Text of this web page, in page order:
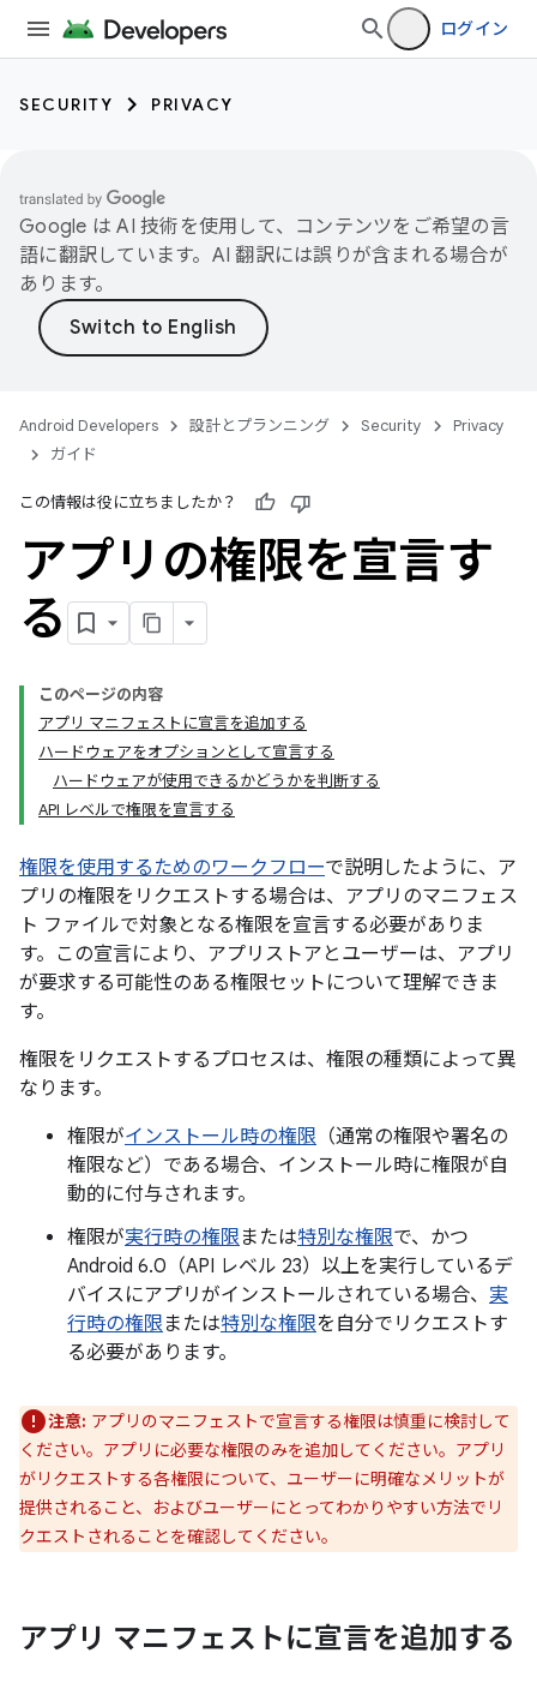
ログイン
SECURITY PRIVACY
Google は AI 技術を使用して、コンテンツをご希望の言
語に翻訳しています。AI 翻訳には誤りが含まれる場合が
あります。
Android Developers 設計とプランニング Security
Privacy
ガイド
この情報は役に立ちましたか？
アプリの権限を宣言す
る
このページの内容
アプリ マニフェストに宣言を追加する
ハードウェアをオプションとして宣言する
ハードウェアが使用できるかどうかを判断する
API レベルで権限を宣言する
権限を使用するためのワークフローで説明したように、ア
プリの権限をリクエストする場合は、アプリのマニフェス
ト ファイルで対象となる権限を宣言する必要がありま
す。この宣言により、アプリストアとユーザーは、アプリ
が要求する可能性のある権限セットについて理解できま
す。
権限をリクエストするプロセスは、権限の種類によって異
なります。
権限がインストール時の権限 （通常の権限や署名の
権限など）である場合、インストール時に権限が自
動的に付与されます。
権限が実行時の権限 または特別な権限で、かつ
Android 6.0（API レベル 23）以上を実行しているデ
バイスにアプリがインストールされている場合、 実
行時の権限 または特別な権限を自分でリクエストす
る必要があります。
注意: アプリのマニフェストで宣言する権限は慎重に検討して
ください。アプリに必要な権限のみを追加してください。アプリ
がリクエストする各権限について、ユーザーに明確なメリットが
提供されること、およびユーザーにとってわかりやすい方法でリ
クエストされることを確認してください。
アプリ マニフェストに宣言を追加する